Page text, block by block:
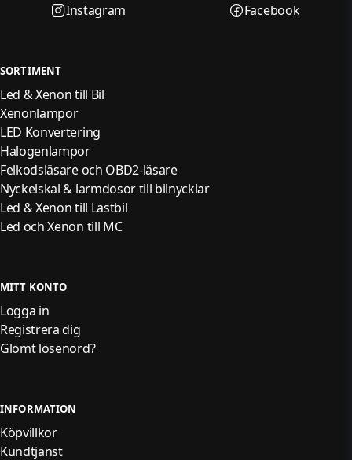
Instagram
Facebook
SORTIMENT
Led & Xenon till Bil
Xenonlampor
LED Konvertering
Halogenlampor
Felkodsläsare och OBD2-läsare
Nyckelskal & larmdosor till bilnycklar
Led & Xenon till Lastbil
Led och Xenon till MC
MITT KONTO
Logga in
Registrera dig
Glömt lösenord?
INFORMATION
Köpvillkor
Kundtjänst